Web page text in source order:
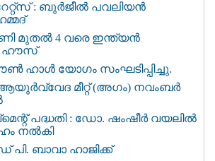
: ബുർജീൽ പവലിയൻ
മുതൽ 4 വരെ ഇന്ത്യൻ
ഹൗസ്
ഹാൾ യോഗം സംഘടിപ്പിച്ചു.
മീറ്റ് (അഗം) നവംബർ
പദ്ധതി : ഡോ. ഷംഷീര്‍ വയലില്‍
നല്‍കി
ബാവാ ഹാജിക്ക്